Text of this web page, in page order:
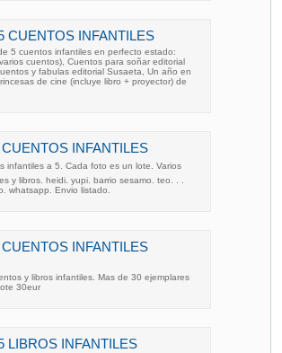
CUENTOS INFANTILES
5 cuentos infantiles en perfecto estado:
cuentos), Cuentos para soñar editorial
y fabulas editorial Susaeta, Un año en
de cine (incluye libro + proyector) de
INFANTILES
infantiles a 5. Cada foto es un lote. Varios
y libros. heidi. yupi. barrio sesamo. teo. . .
whatsapp. Envio listado.
INFANTILES
y libros infantiles. Mas de 30 ejemplares
30eur
LIBROS INFANTILES